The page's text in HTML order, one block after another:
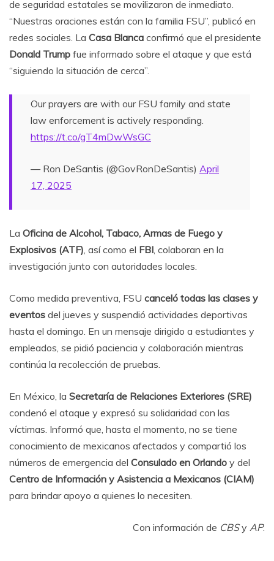
de seguridad estatales se movilizaron de inmediato.
“Nuestras oraciones están con la familia FSU”, publicó en
redes sociales. La Casa Blanca confirmó que el presidente
Donald Trump fue informado sobre el ataque y que está
“siguiendo la situación de cerca”.
Our prayers are with our FSU family and state
law enforcement is actively responding.
https://t.co/gT4mDwWsGC
— Ron DeSantis (@GovRonDeSantis) April
17, 2025
La Oficina de Alcohol, Tabaco, Armas de Fuego y
Explosivos (ATF), así como el FBI, colaboran en la
investigación junto con autoridades locales.
Como medida preventiva, FSU canceló todas las clases y
eventos del jueves y suspendió actividades deportivas
hasta el domingo. En un mensaje dirigido a estudiantes y
empleados, se pidió paciencia y colaboración mientras
continúa la recolección de pruebas.
En México, la Secretaría de Relaciones Exteriores (SRE)
condenó el ataque y expresó su solidaridad con las
víctimas. Informó que, hasta el momento, no se tiene
conocimiento de mexicanos afectados y compartió los
números de emergencia del Consulado en Orlando y del
Centro de Información y Asistencia a Mexicanos (CIAM)
para brindar apoyo a quienes lo necesiten.
Con información de CBSy AP.